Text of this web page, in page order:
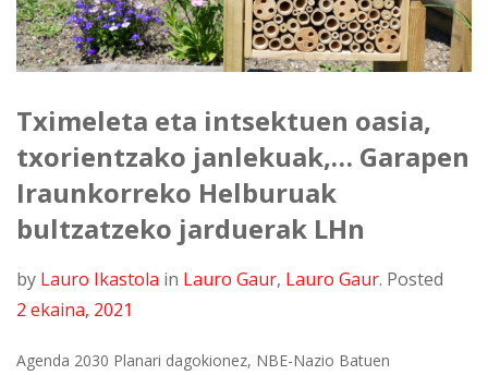
Tximeleta eta intsektuen oasia,
txorientzako janlekuak,… Garapen
Iraunkorreko Helburuak
bultzatzeko jarduerak LHn
by Lauro Ikastola in Lauro Gaur, Lauro Gaur. Posted
2 ekaina, 2021
Agenda 2030 Planari dagokionez, NBE-Nazio Batuen